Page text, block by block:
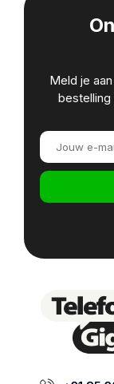
Meld je
bestelling